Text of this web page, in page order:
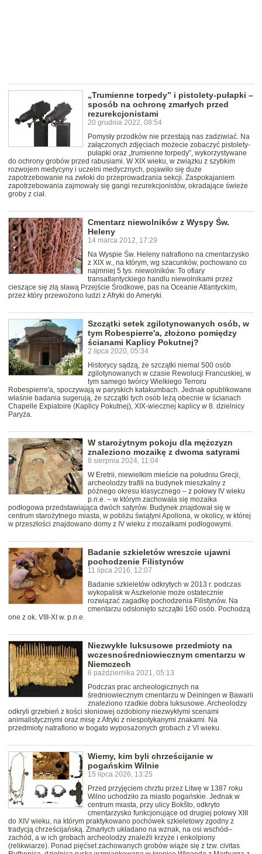
„Trumienne torpedy” i pistolety-pułapki –
sposób na ochronę zmarłych przed
rezurekcjonistami
20 grudnia 2022, 08:54
Pomysły przodków nie przestają nas zadziwiać. Na
załączonych zdjęciach możecie zobaczyć pistolety-
pułapki oraz „trumienne torpedy”, wykorzystywane
do ochrony grobów przed rabusiami. W XIX wieku, w związku z szybkim
rozwojem medycyny i uczelni medycznych, pojawiło się duże
zapotrzebowanie na zwłoki do przeprowadzania sekcji. Zaspokajaniem
zapotrzebowania zajmowały się gangi rezurekcjonistów, okradające świeże
groby z ciał.
Cmentarz niewolników z Wyspy Św.
Heleny
14 marca 2012, 17:29
Na Wyspie Św. Heleny natrafiono na cmentarzysko
z XIX w., na którym, wg szacunków, pochowano co
najmniej 5 tys. niewolników. To ofiary
transatlantyckiego handlu niewolnikami przez
cieszące się złą sławą Przejście Środkowe, pas na Oceanie Atlantyckim,
przez który przewożono ludzi z Afryki do Ameryki.
Szczątki setek zgilotynowanych osób, w
tym Robespierre'a, złożono pomiędzy
ścianami Kaplicy Pokutnej?
2 lipca 2020, 05:34
Historycy sądzą, że szczątki niemal 500 osób
zgilotynowanych w czasie Rewolucji Francuskiej, w
tym samego twórcy Wielkiego Terroru
Robespierre'a, spoczywają w paryskich katakumbach. Jednak opublikowane
właśnie badania sugerują, że szczątki tych osób leżą obecnie w ścianach
Chapelle Expiatoire (Kaplicy Pokutnej), XIX-wiecznej kaplicy w 8. dzielnicy
Paryża.
W starożytnym pokoju dla mężczyzn
znaleziono mozaikę z dwoma satyrami
8 sierpnia 2024, 11:04
W Eretrii, niewielkim mieście na południu Grecji,
archeolodzy trafili na budynek mieszkalny z
późnego okresu klasycznego – z połowy IV wieku
p.n.e. – w którym zachowała się mozaika
podłogowa przedstawiająca dwóch satyrów. Budynek znajdował się w
centrum starożytnego miasta, w pobliżu świątyni Apollona, w okolicy, w której
w przeszłości znajdowano domy z IV wieku z mozaikami podłogowymi.
Badanie szkieletów wreszcie ujawni
pochodzenie Filistynów
11 lipca 2016, 12:07
Badanie szkieletów odkrytych w 2013 r. podczas
wykopalisk w Aszkelonie może ostatecznie
rozwiązać zagadkę pochodzenia Filistynów. Na
cmentarzu odsłonięto szczątki 160 osób. Pochodzą
one z ok. VIII-XI w. p.n.e.
Niezwykłe luksusowe przedmioty na
wczesnośredniowiecznym cmentarzu w
Niemczech
6 października 2021, 05:13
Podczas prac archeologicznych na
średniowiecznym cmentarzu w Deiningen w Bawarii
znaleziono rzadkie dobra luksusowe. Archeolodzy
odkryli grzebień z kości słoniowej ozdobiony niezwykłymi scenami
animalistycznymi oraz misę z Afryki z niespotykanymi znakami. Na
przedmioty natrafiono w bogato wyposażonych grobach z VI wieku.
Wiemy, kim byli chrześcijanie w
pogańskim Wilnie
15 lipca 2026, 13:25
Przed przyjęciem chrztu przez Litwę w 1387 roku
Wilno uchodziło za miasto pogańskie. Jednak w
centrum miasta, przy ulicy Bokšto, odkryto
cmentarzysko funkcjonujące od drugiej połowy XIII
do XIV wieku, na którym praktykowano pochówek szkieletowy zgodny z
tradycją chrześcijańską. Zmarłych układano na wznak, na osi wschód–
zachód, a w ich grobach archeolodzy znaleźli krzyże i enkolpiony
(relikwiarze). Ponad pięćset zachowanych grobów wiąże się z tzw. civitas